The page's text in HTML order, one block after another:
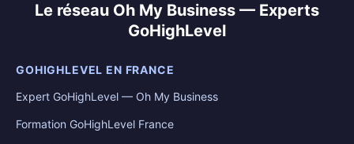
Le réseau Oh My Business — Experts
GoHighLevel
GOHIGHLEVEL EN FRANCE
Expert GoHighLevel — Oh My Business
Formation GoHighLevel France